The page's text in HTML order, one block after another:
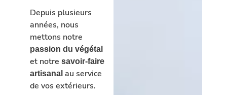
Depuis plusieurs
années, nous
mettons notre
passion du végétal
et notre savoir-faire
artisanal au service
de vos extérieurs.